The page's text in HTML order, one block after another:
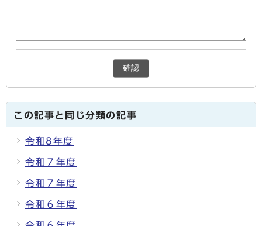
確認
この記事と同じ分類の記事
令和8年度
令和７年度
令和７年度
令和６年度